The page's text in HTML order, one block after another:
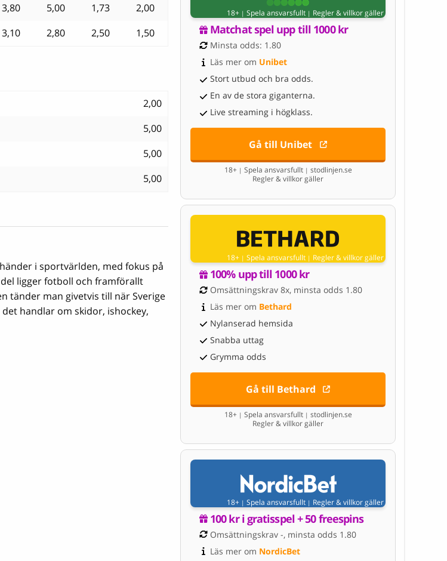
3,80 5,00 1,73
2,00
3,10 2,80 2,50 1,50
2,00
5,00
5,00
5,00
i sportvärlden, med fokus på
ligger fotboll och framförallt
tänder man givetvis till när Sverige
handlar om skidor, ishockey,
18+ | Spela ansvarsfullt | Regler & villkor gäller
Matchat spel upp till 1000 kr
Minsta odds: 1.80
Läs mer om Unibet
Stort utbud och bra odds.
En av de stora giganterna.
Live streaming i högklass.
Gå till Unibet
18+ | Spela ansvarsfullt | stodlinjen.se
Regler & villkor gäller
18+ | Spela ansvarsfullt | Regler & villkor gäller
100% upp till 1000 kr
Omsättningskrav 8x, minsta odds 1.80
Läs mer om Bethard
Nylanserad hemsida
Snabba uttag
Grymma odds
Gå till Bethard
18+ | Spela ansvarsfullt | stodlinjen.se
Regler & villkor gäller
18+ | Spela ansvarsfullt | Regler & villkor gäller
100 kr i gratisspel + 50 freespins
Omsättningskrav -, minsta odds 1.80
Läs mer om NordicBet